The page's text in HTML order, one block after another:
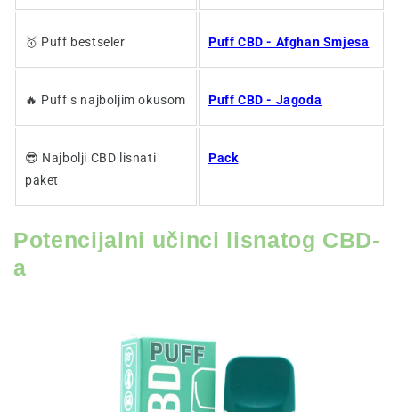
🥇 Puff bestseler Puff CBD - Afghan Smjesa
🔥 Puff s najboljim okusom Puff CBD - Jagoda
😎 Najbolji CBD lisnati
paket
Pack
Potencijalni učinci lisnatog CBD-
a